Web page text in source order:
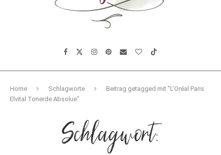
Home Schlagworte
Beitrag getagged mit "L’Oréal Paris
Elvital Tonerde Absolue"
Schlagwort: